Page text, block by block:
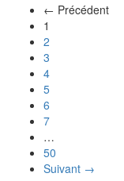
← Précédent
1
2
3
4
5
6
7
…
50
Suivant →